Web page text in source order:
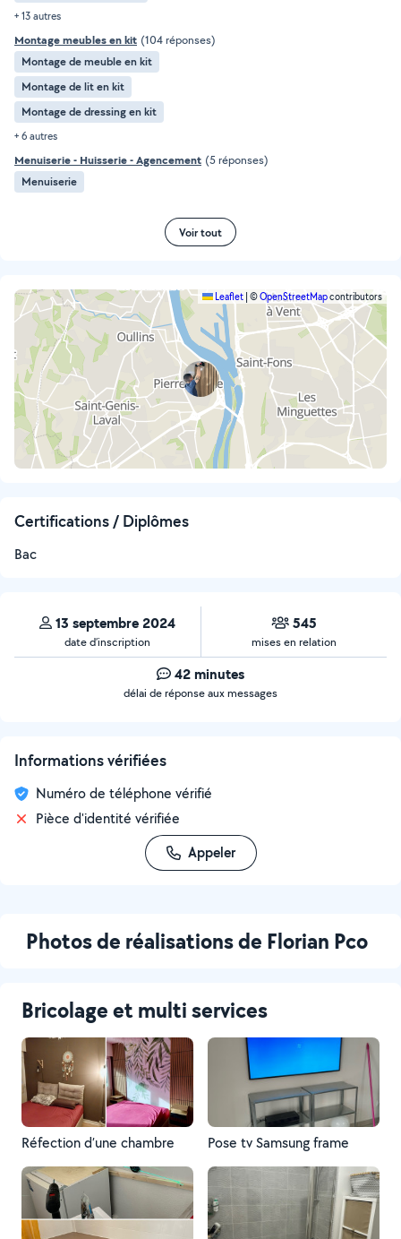
+ 13 autres
Montage meubles en kit (104 réponses)
Montage de meuble en kit
Montage de lit en kit
Montage de dressing en kit
+ 6 autres
Menuiserie - Huisserie - Agencement (5 réponses)
Menuiserie
Voir tout
Leaflet ©OpenStreetMapcontributors
Certifications / Diplômes
Bac
13 septembre 2024
date d’inscription
545
mises en relation
42 minutes
délai de réponse aux messages
Informations vérifiées
Numéro de téléphone vérifié
Pièce d'identité vérifiée
Appeler
Photos de réalisations de Florian Pco
Bricolage et multi services
Réfection d’une chambre Pose tv Samsung frame